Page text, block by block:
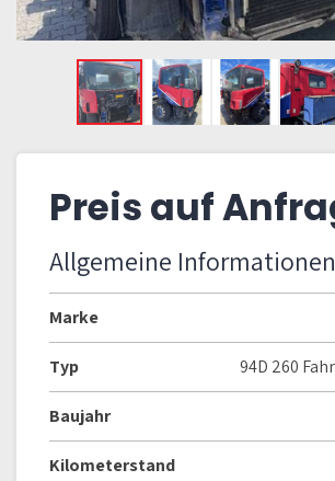
Preis auf
Allgemeine Informationen
Marke
Typ 94D 260
Baujahr
Kilometerstand